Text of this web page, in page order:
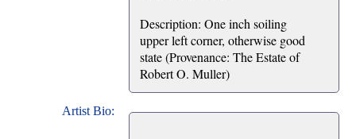
Description: One inch soiling
upper left corner, otherwise good
state (Provenance: The Estate of
Robert O. Muller)
Artist Bio: